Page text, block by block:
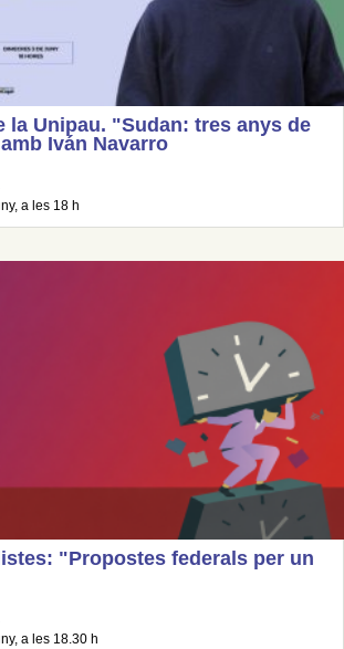
la Unipau. "Sudan: tres anys de
Iván Navarro
a les 18 h
"Propostes federals per un
a les 18.30 h